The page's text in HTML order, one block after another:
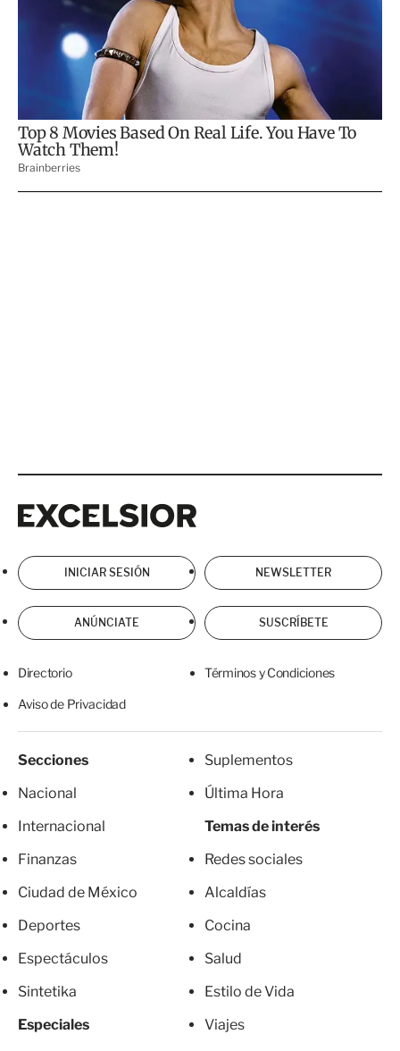
INICIAR SESIÓN NEWSLETTER
ANÚNCIATE SUSCRÍBETE
Directorio Términos y Condiciones
Aviso de Privacidad
Secciones
Nacional
Internacional
Finanzas
Ciudad de México
Deportes
Espectáculos
Sintetika
Especiales
Suplementos
Última Hora
Temas de interés
Redes sociales
Alcaldías
Cocina
Salud
Estilo de Vida
Viajes